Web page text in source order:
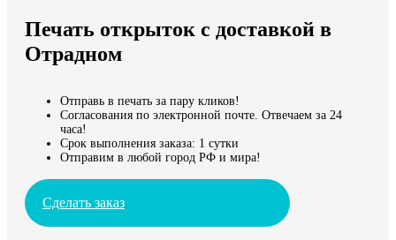
Мы доставляем по всему миру
Продолжить без города
Печать открыток с доставкой в
Отрадном
Отправь в печать за пару кликов!
Согласования по электронной почте. Отвечаем за 24
часа!
Срок выполнения заказа: 1 сутки
Отправим в любой город РФ и мира!
Сделать заказ